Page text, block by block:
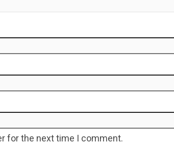
for the next time I comment.